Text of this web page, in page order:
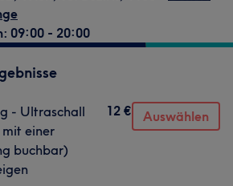
09:00 - 20:00
- Ultraschall
einer
buchbar)
12 € Auswählen